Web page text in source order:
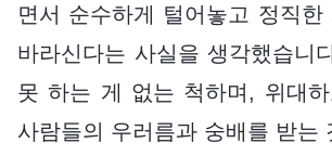
면서 순수하게 털어놓고 정직한
바라신다는 사실을 생각했습니
못 하는 게 없는 척하며, 위대하
사람들의 우러름과 숭배를 받는